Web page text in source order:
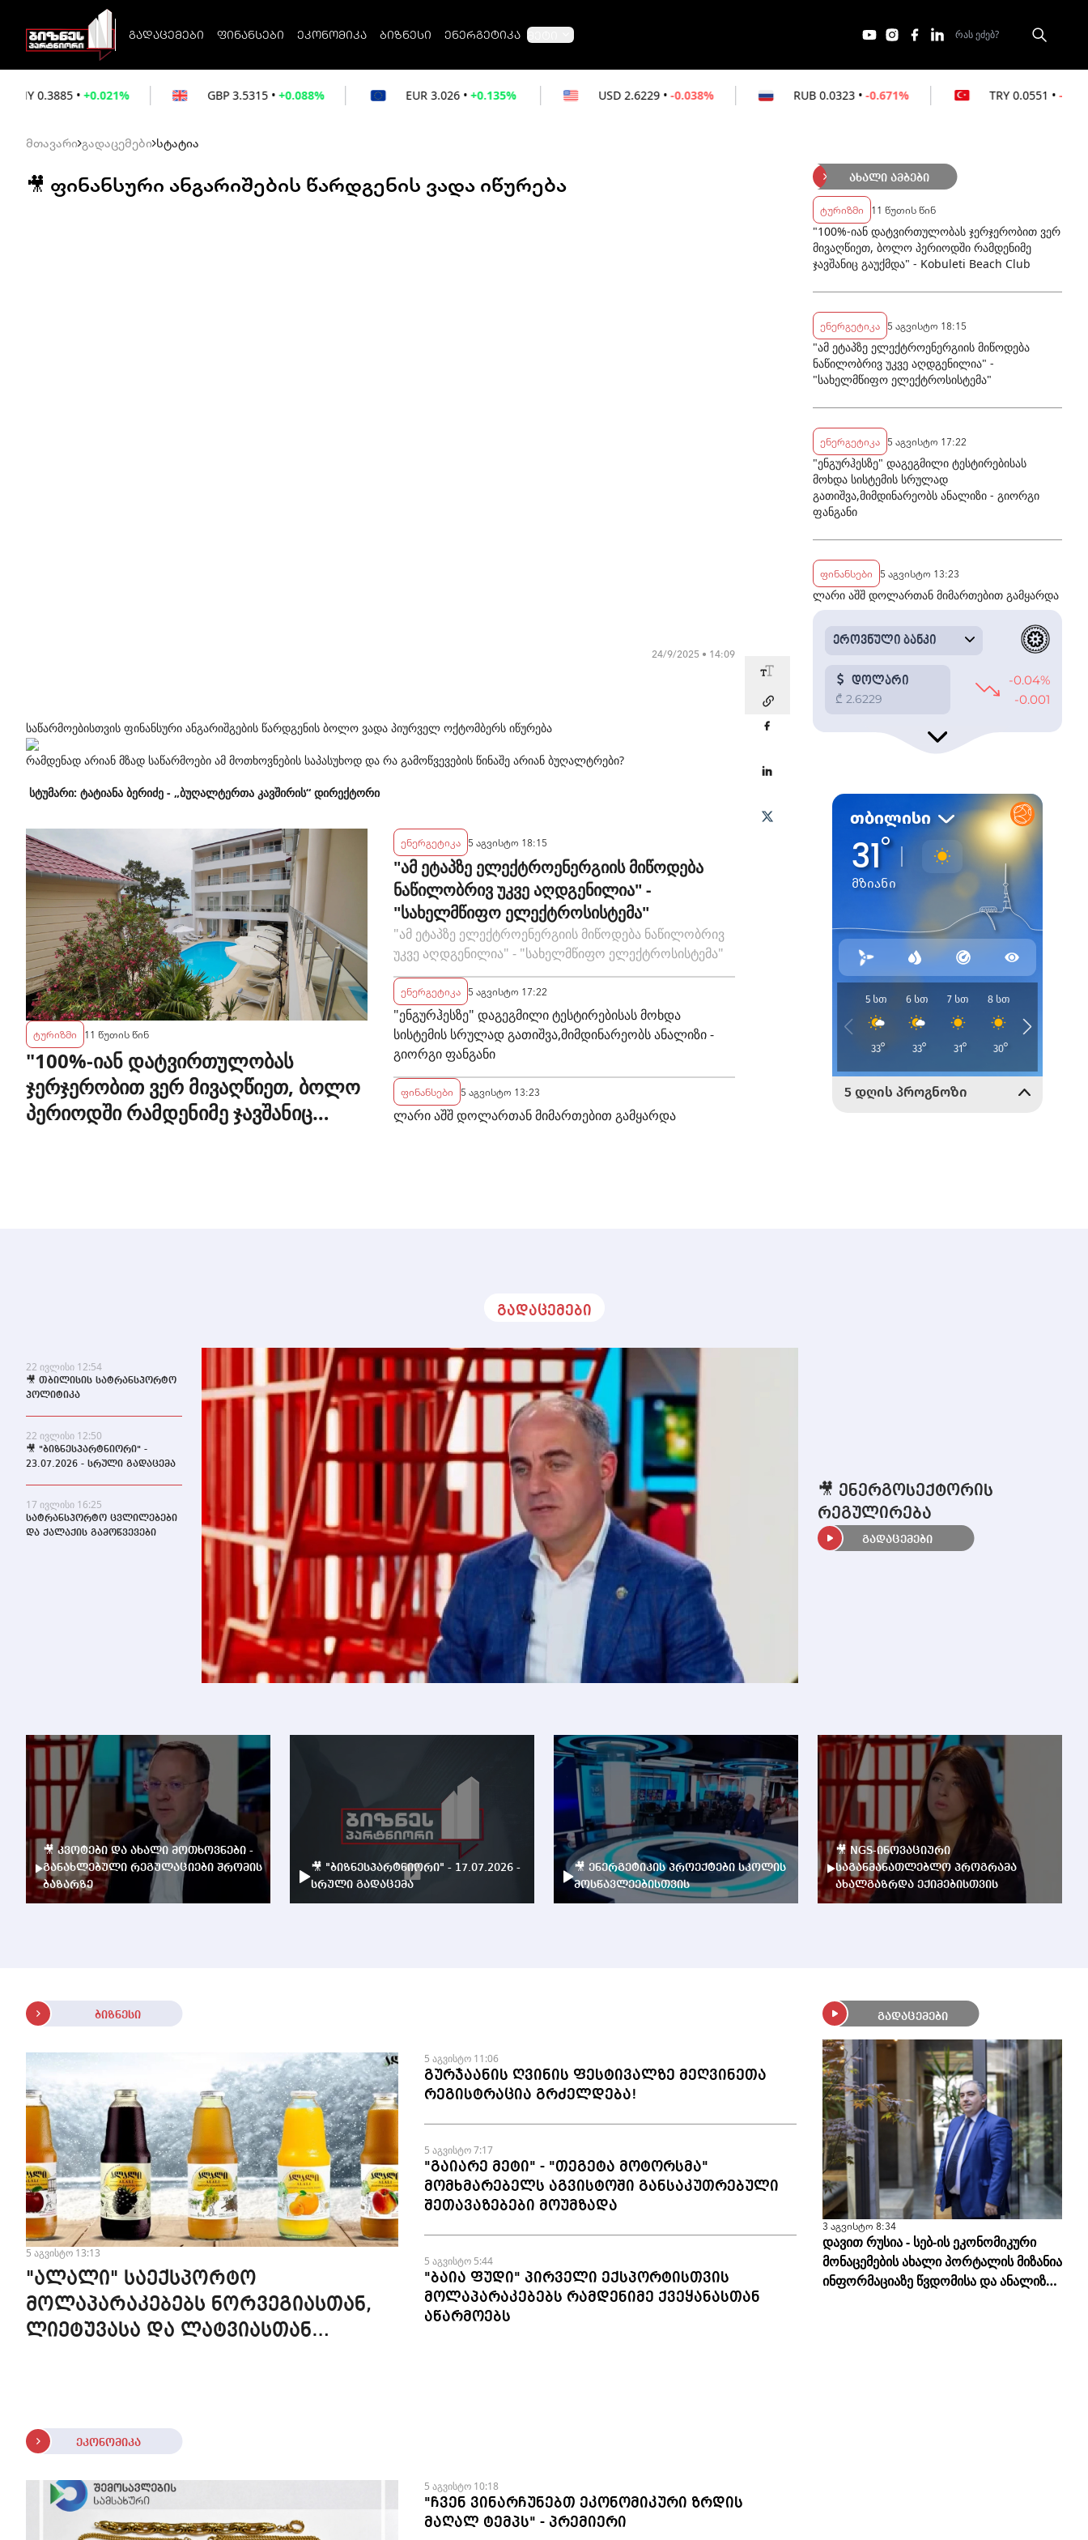
გადაცემები ფინანსები ეკონომიკა ბიზნესი ენერგეტიკა მეტი
GBP 3.5315 • +0.088% EUR 3.026 • +0.135% USD 2.6229 • -0.038% RUB 0.0323 • -0.671% TRY 0.0551 • -0.181%
მთავარი გადაცემები სტატია
🎥 ფინანსური ანგარიშების წარდგენის ვადა იწურება
24/9/2025 • 14:09
საწარმოებისთვის ფინანსური ანგარიშგების წარდგენის ბოლო ვადა პიურველ ოქტომბერს იწურება
რამდენად არიან მზად საწარმოები ამ მოთხოვნების საპასუხოდ და რა გამოწვევების წინაშე არიან ბუღალტრები?
სტუმარი: ტატიანა ბერიძე - „ბუღალტერთა კავშირის“ დირექტორი
ტურიზმი 11 წუთის წინ
"100%-იან დატვირთულობას
ჯერჯერობით ვერ მივაღწიეთ, ბოლო
პერიოდში რამდენიმე ჯავშანიც
ენერგეტიკა 5 აგვისტო 18:15
"ამ ეტაპზე ელექტროენერგიის მიწოდება
ნაწილობრივ უკვე აღდგენილია" -
"სახელმწიფო ელექტროსისტემა"
"ამ ეტაპზე ელექტროენერგიის მიწოდება ნაწილობრივ
უკვე აღდგენილია" - "სახელმწიფო ელექტროსისტემა"
ენერგეტიკა 5 აგვისტო 17:22
"ენგურჰესზე" დაგეგმილი ტესტირებისას მოხდა
სისტემის სრულად გათიშვა,მიმდინარეობს ანალიზი -
გიორგი ფანგანი
ფინანსები 5 აგვისტო 13:23
ლარი აშშ დოლართან მიმართებით გამყარდა
ახალი ამბები
ტურიზმი 11 წუთის წინ
"100%-იან დატვირთულობას ჯერჯერობით ვერ
მივაღწიეთ, ბოლო პერიოდში რამდენიმე
ჯავშანიც გაუქმდა" - Kobuleti Beach Club
ენერგეტიკა 5 აგვისტო 18:15
"ამ ეტაპზე ელექტროენერგიის მიწოდება
ნაწილობრივ უკვე აღდგენილია" -
"სახელმწიფო ელექტროსისტემა"
ენერგეტიკა 5 აგვისტო 17:22
"ენგურჰესზე" დაგეგმილი ტესტირებისას
მოხდა სისტემის სრულად
გათიშვა,მიმდინარეობს ანალიზი - გიორგი
ფანგანი
ფინანსები 5 აგვისტო 13:23
ლარი აშშ დოლართან მიმართებით გამყარდა
გადაცემები
22 ივლისი 12:54
🎥 თბილისის სატრანსპორტო
პოლიტიკა
22 ივლისი 12:50
🎥 "ბიზნესპარტნიორი" -
23.07.2026 - სრული გადაცემა
17 ივლისი 16:25
სატრანსპორტო ცვლილებები
და ქალაქის გამოწვევები
🎥 ენერგოსექტორის
რეგულირება
გადაცემები
🎥 კვოტები და ახალი მოთხოვნები -
განახლებული რეგულაციები შრომის
ბაზარზე
🎥 "ბიზნესპარტნიორი" - 17.07.2026 -
სრული გადაცემა
🎥 ენერგეტიკის პროექტები სკოლის
მოსწავლეებისთვის
🎥 NGS-ინოვაციური
საგანმანათლებლო პროგრამა
ახალგაზრდა ექიმებისთვის
ბიზნესი
5 აგვისტო 13:13
"ალალი" საექსპორტო
მოლაპარაკებებს ნორვეგიასთან,
ლიეტუვასა და ლატვიასთან
5 აგვისტო 11:06
გურჯაანის ღვინის ფესტივალზე მეღვინეთა
რეგისტრაცია გრძელდება!
5 აგვისტო 7:17
"გაიარე მეტი" - "თეგეტა მოტორსმა"
მომხმარებელს აგვისტოში განსაკუთრებული
შეთავაზებები მოუმზადა
5 აგვისტო 5:44
"ბაია ფუდი" პირველი ექსპორტისთვის
მოლაპარაკებებს რამდენიმე ქვეყანასთან
აწარმოებს
ეკონომიკა
5 აგვისტო 10:18
"ჩვენ ვინარჩუნებთ ეკონომიკური ზრდის
მაღალ ტემპს" - პრემიერი
გადაცემები
3 აგვისტო 8:34
დავით რუსია - სებ-ის ეკონომიკური
მონაცემების ახალი პორტალის მიზანია
ინფორმაციაზე წვდომისა და ანალიზის